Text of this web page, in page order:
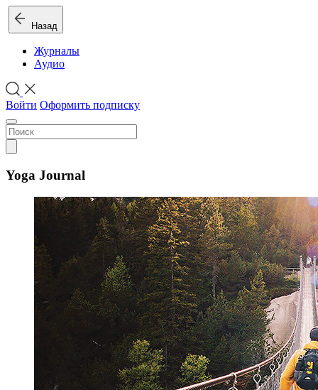
Назад
Журналы
Аудио
Войти Оформить подписку
Yoga Journal